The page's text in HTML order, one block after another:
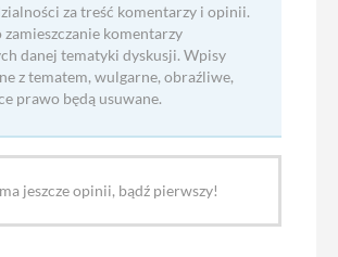
za treść komentarzy i opinii.
zamieszczanie komentarzy
danej tematyki dyskusji. Wpisy
z tematem, wulgarne, obraźliwe,
prawo będą usuwane.
jeszcze opinii, bądź pierwszy!